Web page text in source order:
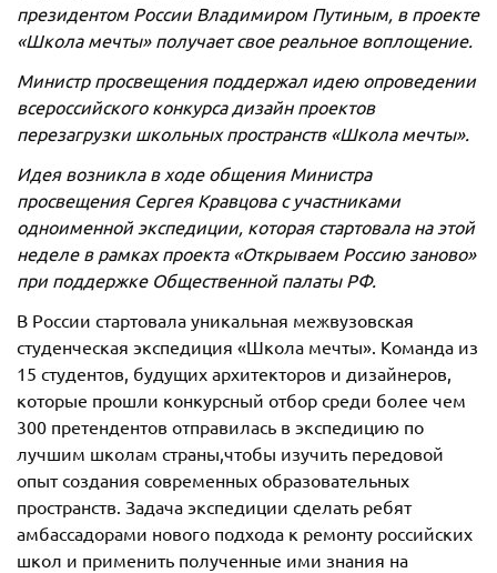
президентом России Владимиром Путиным, в проекте
«Школа мечты» получает свое реальное воплощение.
Министр просвещения поддержал идею опроведении
всероссийского конкурса дизайн проектов
перезагрузки школьных пространств «Школа мечты».
Идея возникла в ходе общения Министра
просвещения Сергея Кравцова с участниками
одноименной экспедиции, которая стартовала на этой
неделе в рамках проекта «Открываем Россию заново»
при поддержке Общественной палаты РФ.
В России стартовала уникальная межвузовская
студенческая экспедиция «Школа мечты». Команда из
15 студентов, будущих архитекторов и дизайнеров,
которые прошли конкурсный отбор среди более чем
300 претендентов отправилась в экспедицию по
лучшим школам страны,чтобы изучить передовой
опыт создания современных образовательных
пространств. Задача экспедиции сделать ребят
амбассадорами нового подхода к ремонту российских
школ и применить полученные ими знания на